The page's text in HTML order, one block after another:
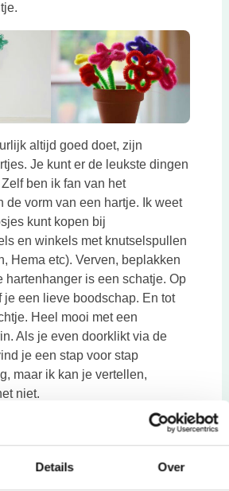
Details Over
altijd goed doet, zijn
Je kunt er de leukste dingen
ben ik fan van het
de vorm van een hartje. Ik weet
kunt kopen bij
en winkels met knutselspullen
Hema etc). Verven, beplakken
hartenhanger is een schatje. Op
je een lieve boodschap. En tot
Heel mooi met een
Als je even doorklikt via de
je een stap voor stap
maar ik kan je vertellen,
niet.